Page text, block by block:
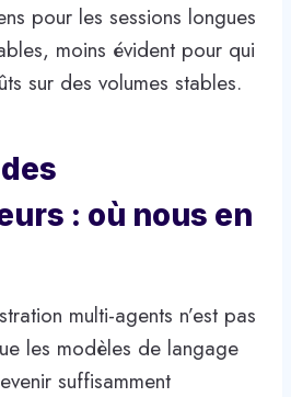
pour les sessions longues
moins évident pour qui
sur des volumes stables.
: où nous en
multi-agents n’est pas
les modèles de langage
suffisamment